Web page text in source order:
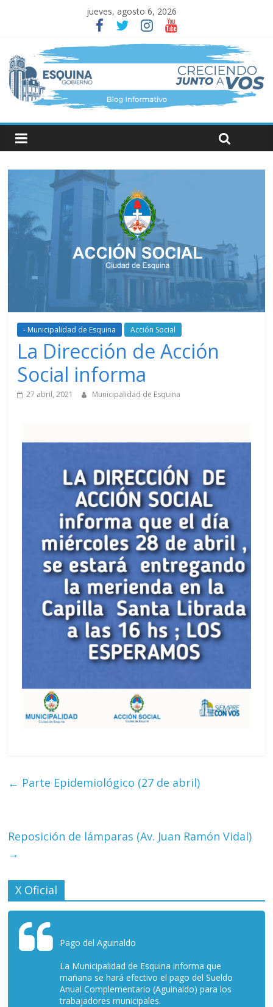
jueves, agosto 6, 2026
- Municipalidad de Esquina Acción Social
La Dirección de Acción
Social informa
27 abril, 2021 Municipalidad de Esquina
← Parte Epidemiológico (27 de abril)
Reposición de lámparas (Av. Juan Ramón Vidal)
→
X Oficial
Pago del Aguinaldo
La Municipalidad de Esquina informa que
mañana se hará efectivo el pago del Sueldo
Anual Complementario (Aguinaldo) para los
trabajadores municipales.